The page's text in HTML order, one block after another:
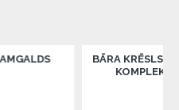
BĀRA KRĒSLS LAUSANNE -
KOMPLEKTĀ 2GB.